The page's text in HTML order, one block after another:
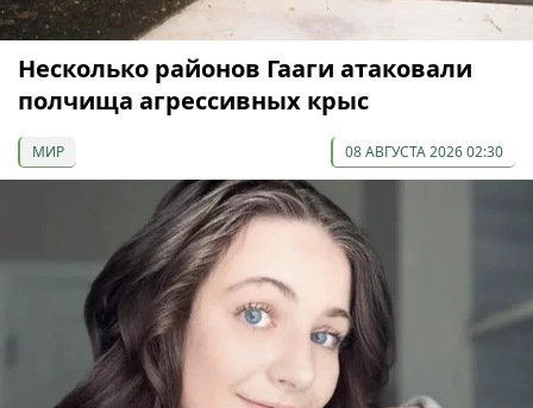
Несколько районов Гааги атаковали
полчища агрессивных крыс
МИР 08 АВГУСТА 2026 02:30